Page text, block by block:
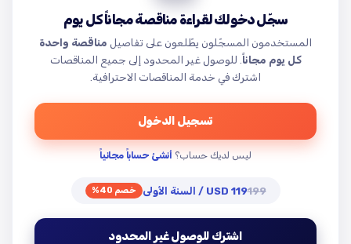
إدلب، معرتمصرين، 1.2 كم إلى الشمال من مبنى الدفاع المدني.…سجّل دخولك لقراءة مناقصة مجاناً كل يوم
المستخدمون المسجّلون يطّلعون على تفاصيل مناقصة واحدة
كل يوم مجاناً . للوصول غير المحدود إلى جميع المناقصات
اشترك في خدمة المناقصات الاحترافية.
تسجيل الدخول
ليس لديك حساب؟ أنشئ حساباً مجانياً
199119 USD / السنة الأولى خصم 40%
اشترك للوصول غير المحدود